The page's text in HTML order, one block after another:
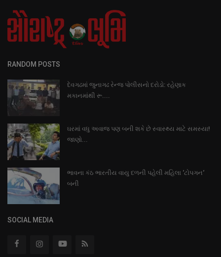
RANDOM POSTS
દેવગઢમાં જુનાગઢ રેન્જ પોલીસનો દરોડો: રહેણાક
મકાનમાંથી રૂ....
ઘરમાં વધુ અવાજ પણ બની શકે છે સ્વાસ્થ્ય માટે સમસ્યા!
જાણો...
ભાવના કંઠ ભારતીય વાયુ દળની પહેલી મહિલા ‘ટોપગન‘
બની
SOCIAL MEDIA